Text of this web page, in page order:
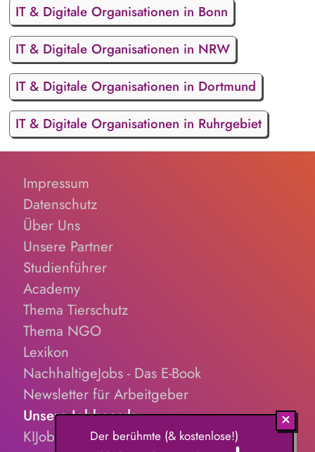
IT & Digitale Organisationen in Bonn
IT & Digitale Organisationen in NRW
IT & Digitale Organisationen in Dortmund
IT & Digitale Organisationen in Ruhrgebiet
Impressum
Datenschutz
Über Uns
Unsere Partner
Studienführer
Academy
Thema Tierschutz
Thema NGO
Lexikon
NachhaltigeJobs - Das E-Book
Newsletter für Arbeitgeber
Unsere Jobboards
KIJobs.de
Der berühmte (& kostenlose!)